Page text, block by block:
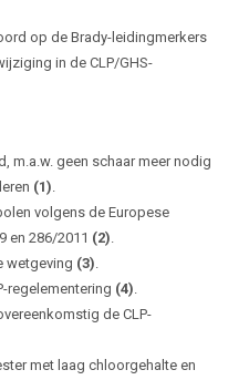
op de Brady-leidingmerkers
in de CLP/GHS-
m.a.w. geen schaar meer nodig
(1).
volgens de Europese
en 286/2011 (2).
wetgeving (3).
regelementering (4).
de CLP-
met laag chloorgehalte en